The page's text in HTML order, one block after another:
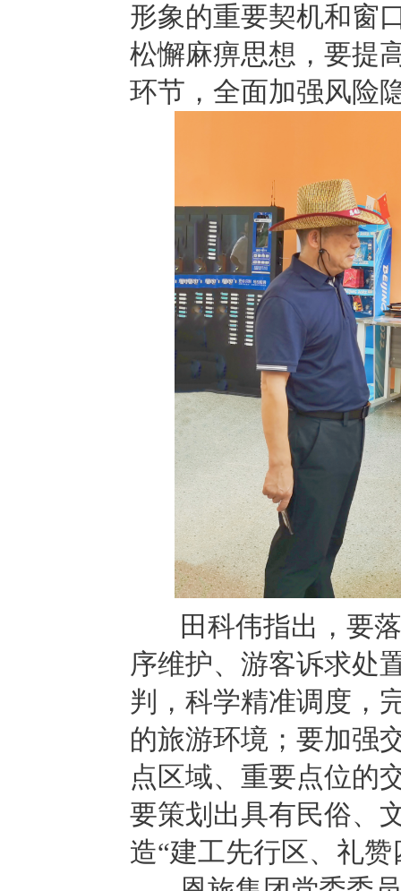
形象的重要契机和窗
松懈麻痹思想，要提
环节，全面加强风险
田科伟指出，要落
序维护、游客诉求处
判，科学精准调度，
的旅游环境；要加强
点区域、重要点位的
要策划出具有民俗、
造“建工先行区、礼